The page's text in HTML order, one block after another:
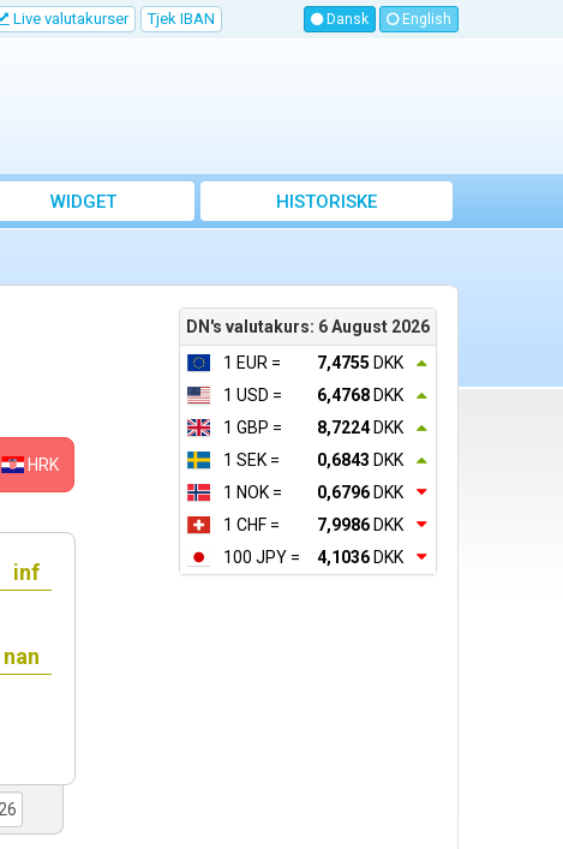
Live valutakurser Tjek IBAN Dansk English
WIDGET
HISTORISKE
VALUTAKURSER
DN's valutakurs: 6 August 2026
1 EUR =
7,4755 DKK
1 USD =
6,4768 DKK
1 GBP =
8,7224DKK
1 SEK =
0,6843 DKK
1 NOK =
0,6796 DKK
1 CHF =
7,9986 DKK
100 JPY =
4,1036 DKK
HRK